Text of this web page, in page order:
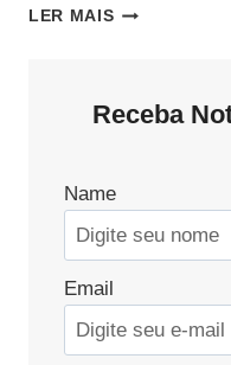
LER MAISENTENDENDO
GUIA
Receba
Name
Email